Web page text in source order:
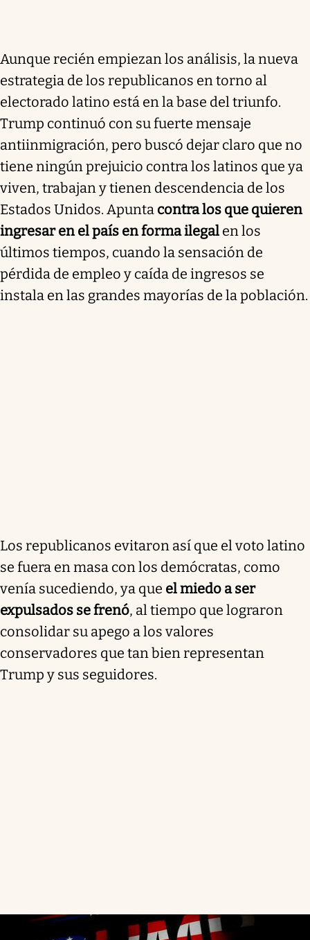
Aunque recién empiezan los análisis, la nueva
estrategia de los republicanos en torno al
electorado latino está en la base del triunfo.
Trump continuó con su fuerte mensaje
antiinmigración, pero buscó dejar claro que no
tiene ningún prejuicio contra los latinos que ya
viven, trabajan y tienen descendencia de los
Estados Unidos. Apunta contra los que quieren
ingresar en el país en forma ilegal en los
últimos tiempos, cuando la sensación de
pérdida de empleo y caída de ingresos se
instala en las grandes mayorías de la población.
Los republicanos evitaron así que el voto latino
se fuera en masa con los demócratas, como
venía sucediendo, ya que el miedo a ser
expulsados se frenó, al tiempo que lograron
consolidar su apego a los valores
conservadores que tan bien representan
Trump y sus seguidores.